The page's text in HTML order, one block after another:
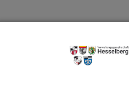
Gemeinde Ehingen